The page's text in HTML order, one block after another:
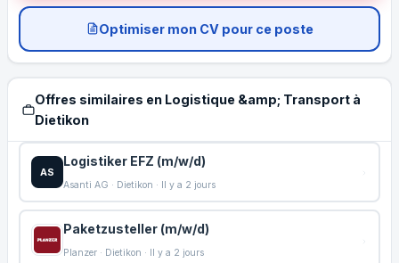
Optimiser mon CV pour ce poste
Offres similaires en Logistique &amp; Transport à
Dietikon
AS
Logistiker EFZ (m/w/d)
Asanti AG · Dietikon · Il y a 2 jours
Paketzusteller (m/w/d)
Planzer · Dietikon · Il y a 2 jours